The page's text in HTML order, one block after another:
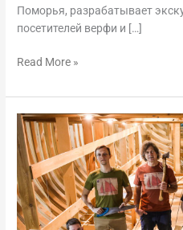
Поморья, разрабатывает
посетителей верфи и […]
Read More »
Заветный
флот,
январь
2023